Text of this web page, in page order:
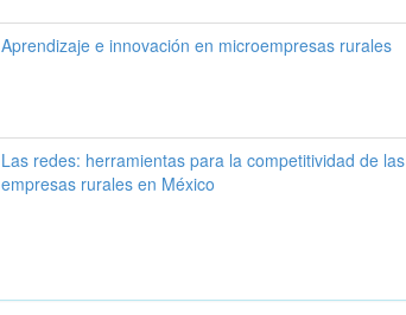
Aprendizaje e innovación en microempresas rurales
Las redes: herramientas para la competitividad de las
empresas rurales en México